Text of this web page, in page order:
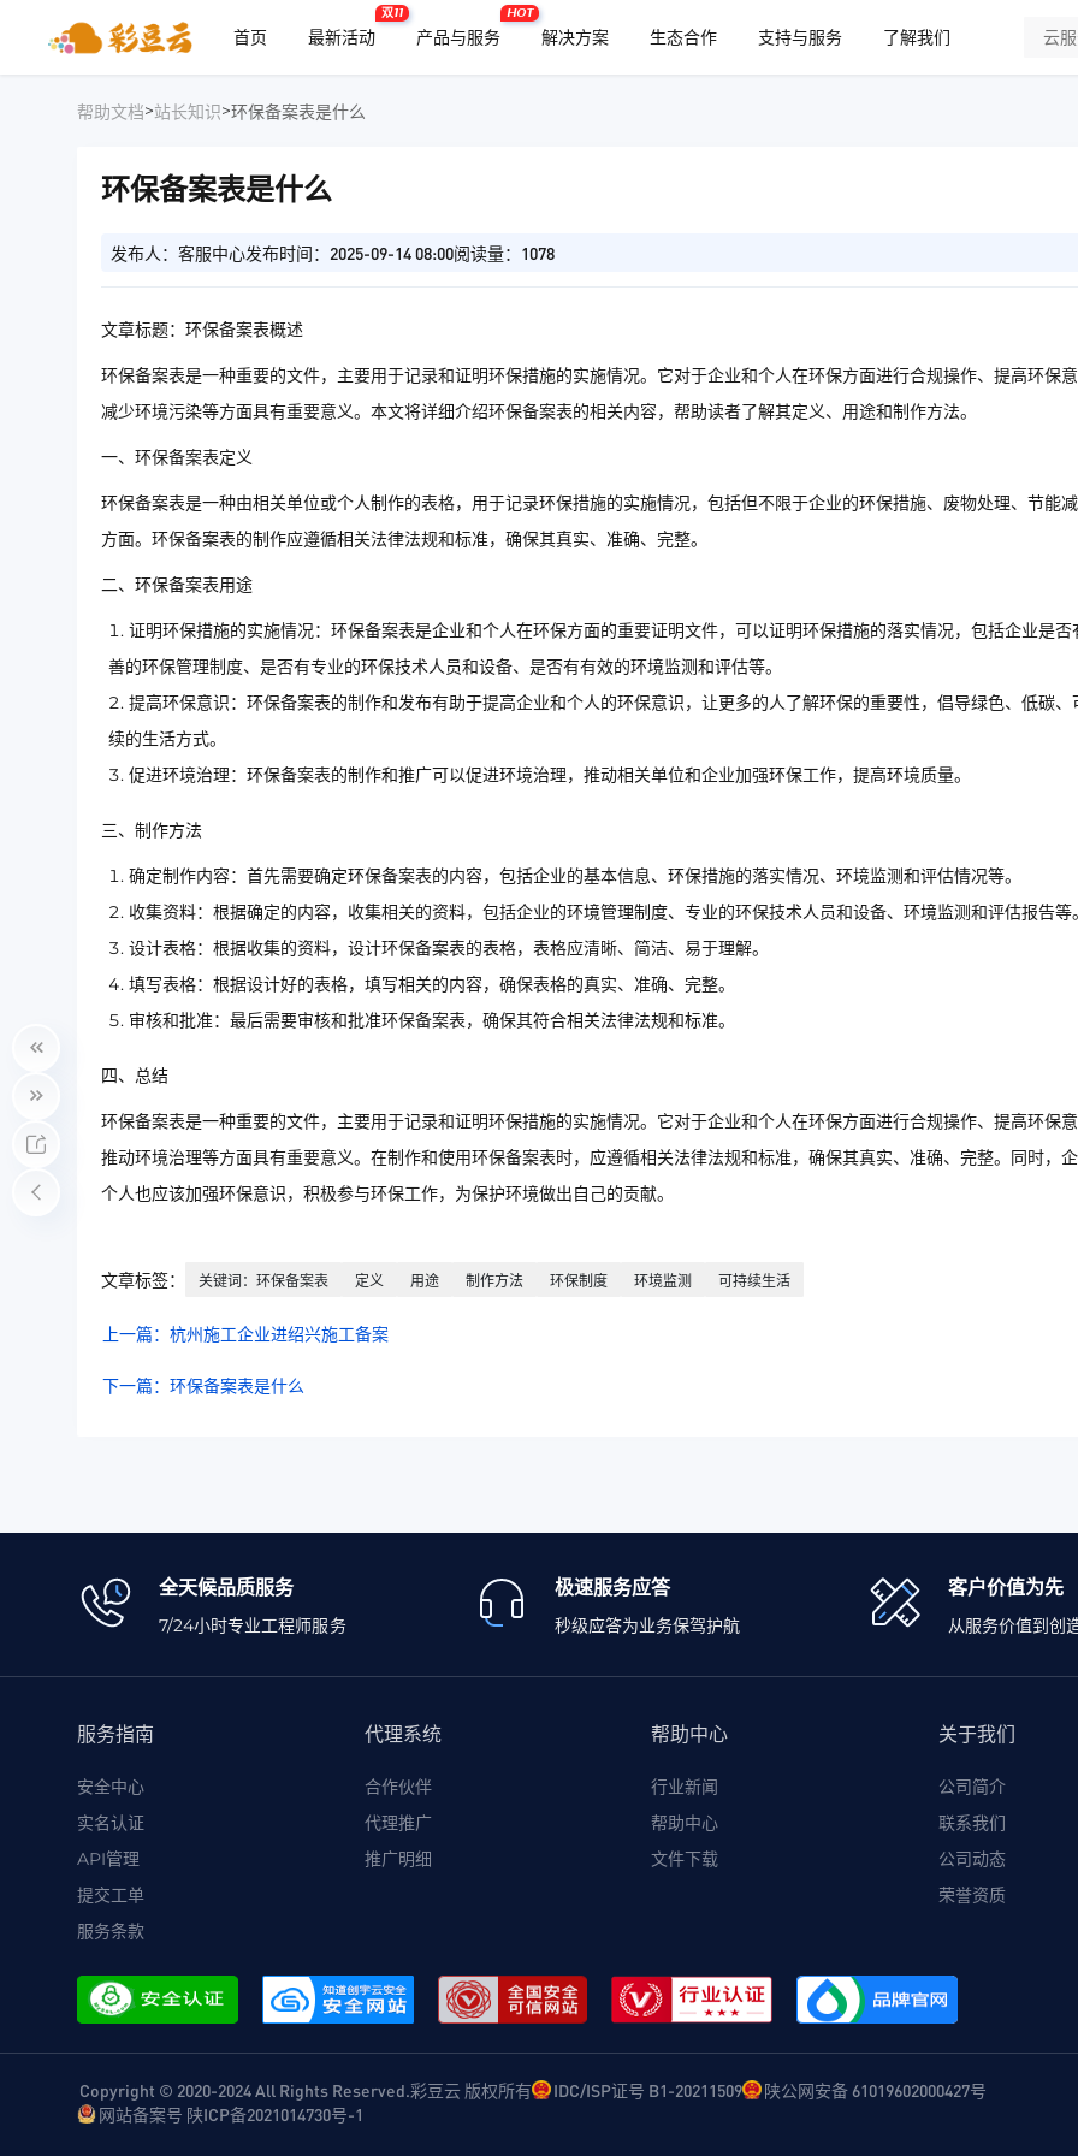
首页 最新活动
双11
产品与服务
HOT
解决方案 生态合作 支持与服务
了解我们
帮助文档>站长知识>环保备案表是什么
环保备案表是什么
发布人：客服中心发布时间：2025-09-14 08:00阅读量：1078
文章标题：环保备案表概述
环保备案表是一种重要的文件，主要用于记录和证明环保措施的实施情况。它对于企业和个人在环保方面进行合规操作、提高环保意
减少环境污染等方面具有重要意义。本文将详细介绍环保备案表的相关内容，帮助读者了解其定义、用途和制作方法。
一、环保备案表定义
环保备案表是一种由相关单位或个人制作的表格，用于记录环保措施的实施情况，包括但不限于企业的环保措施、废物处理、节能
方面。环保备案表的制作应遵循相关法律法规和标准，确保其真实、准确、完整。
二、环保备案表用途
证明环保措施的实施情况：环保备案表是企业和个人在环保方面的重要证明文件，可以证明环保措施的落实情况，包括企业是否
善的环保管理制度、是否有专业的环保技术人员和设备、是否有有效的环境监测和评估等。
提高环保意识：环保备案表的制作和发布有助于提高企业和个人的环保意识，让更多的人了解环保的重要性，倡导绿色、低碳、
续的生活方式。
促进环境治理：环保备案表的制作和推广可以促进环境治理，推动相关单位和企业加强环保工作，提高环境质量。
三、制作方法
确定制作内容：首先需要确定环保备案表的内容，包括企业的基本信息、环保措施的落实情况、环境监测和评估情况等。
收集资料：根据确定的内容，收集相关的资料，包括企业的环境管理制度、专业的环保技术人员和设备、环境监测和评估报告等。
设计表格：根据收集的资料，设计环保备案表的表格，表格应清晰、简洁、易于理解。
填写表格：根据设计好的表格，填写相关的内容，确保表格的真实、准确、完整。
审核和批准：最后需要审核和批准环保备案表，确保其符合相关法律法规和标准。
四、总结
环保备案表是一种重要的文件，主要用于记录和证明环保措施的实施情况。它对于企业和个人在环保方面进行合规操作、提高环保意
推动环境治理等方面具有重要意义。在制作和使用环保备案表时，应遵循相关法律法规和标准，确保其真实、准确、完整。同时，
个人也应该加强环保意识，积极参与环保工作，为保护环境做出自己的贡献。
文章标签： 关键词：环保备案表 定义 用途 制作方法 环保制度 环境监测 可持续生活
上一篇：杭州施工企业进绍兴施工备案
下一篇：环保备案表是什么
全天候品质服务
7/24小时专业工程师服务
极速服务应答
秒级应答为业务保驾护航
客户价值为先
从服务价值到创
服务指南
安全中心
实名认证
API管理
提交工单
服务条款
代理系统
合作伙伴
代理推广
推广明细
帮助中心
行业新闻
帮助中心
文件下载
关于我们
公司简介
联系我们
公司动态
荣誉资质
Copyright © 2020-2024 All Rights Reserved.彩豆云 版权所有 IDC/ISP证号 B1-20211509
陕公网安备 61019602000427号
网站备案号 陕ICP备2021014730号-1